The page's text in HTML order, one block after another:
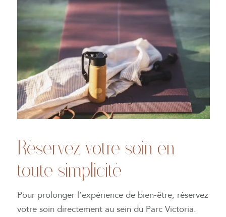
Réservez votre soin en
toute simplicité
Pour prolonger l’expérience de bien-être, réservez
votre soin directement au sein du Parc Victoria.